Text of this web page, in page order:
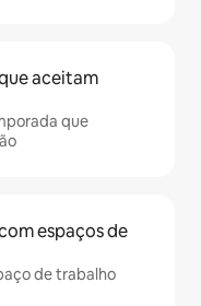
aceitam
que
espaços de
de trabalho